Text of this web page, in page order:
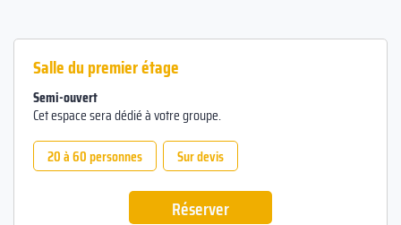
Salle du premier étage
Semi-ouvert
Cet espace sera dédié à votre groupe.
20 à 60 personnes
Sur devis
Réserver